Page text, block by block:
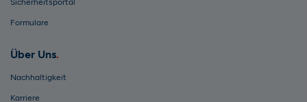
Sicherheitsportal
Formulare
Über Uns
Nachhaltigkeit
Karriere